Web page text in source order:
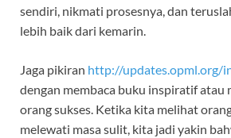
sendiri, nikmati prosesnya, dan
lebih baik dari kemarin.
Jaga pikiran http://updates.opml.org/
dengan membaca buku inspiratif atau
orang sukses. Ketika kita melihat
melewati masa sulit, kita jadi yakin